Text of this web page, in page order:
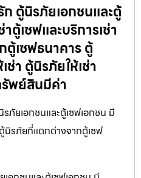
ตู้นิรภัยเอกชนและตู้
ตู้เซฟและบริการเช่า
เซฟธนาคาร ตู้
า ตู้นิรภัยให้เช่า
รัพย์สินมีค่า
ภัยเอกชนและตู้เซฟเอกชน มี
ตู้นิรภัยที่แตกต่างจากตู้เซฟ